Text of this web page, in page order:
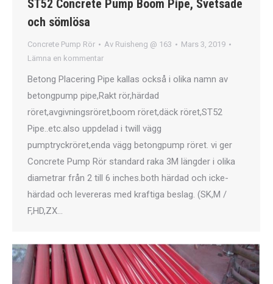
ST52 Concrete Pump Boom Pipe, Svetsade
och sömlösa
Concrete Pump Rör Av Ruisheng @ 163
Mars 3, 2019
Lämna en kommentar
Betong Placering Pipe kallas också i olika namn av
betongpump pipe,Rakt rör,härdad
röret,avgivningsröret,boom röret,däck röret,ST52
Pipe..etc.also uppdelad i twill vägg
pumptryckröret,enda vägg betongpump röret. vi ger
Concrete Pump Rör standard raka 3M längder i olika
diametrar från 2 till 6 inches.both härdad och icke-
härdad och levereras med kraftiga beslag. (SK,M /
F,HD,ZX…